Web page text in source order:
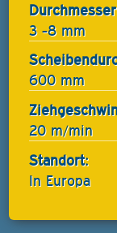
3 -8 mm
600 mm
20 m/min
Standort:
In Europa